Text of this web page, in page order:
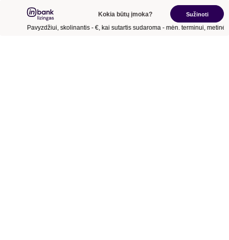
Sužinoti
Kokia būtų įmoka?
Pavyzdžiui, skolinantis- €, kai sutartis sudaroma- mėn.terminui, metinė